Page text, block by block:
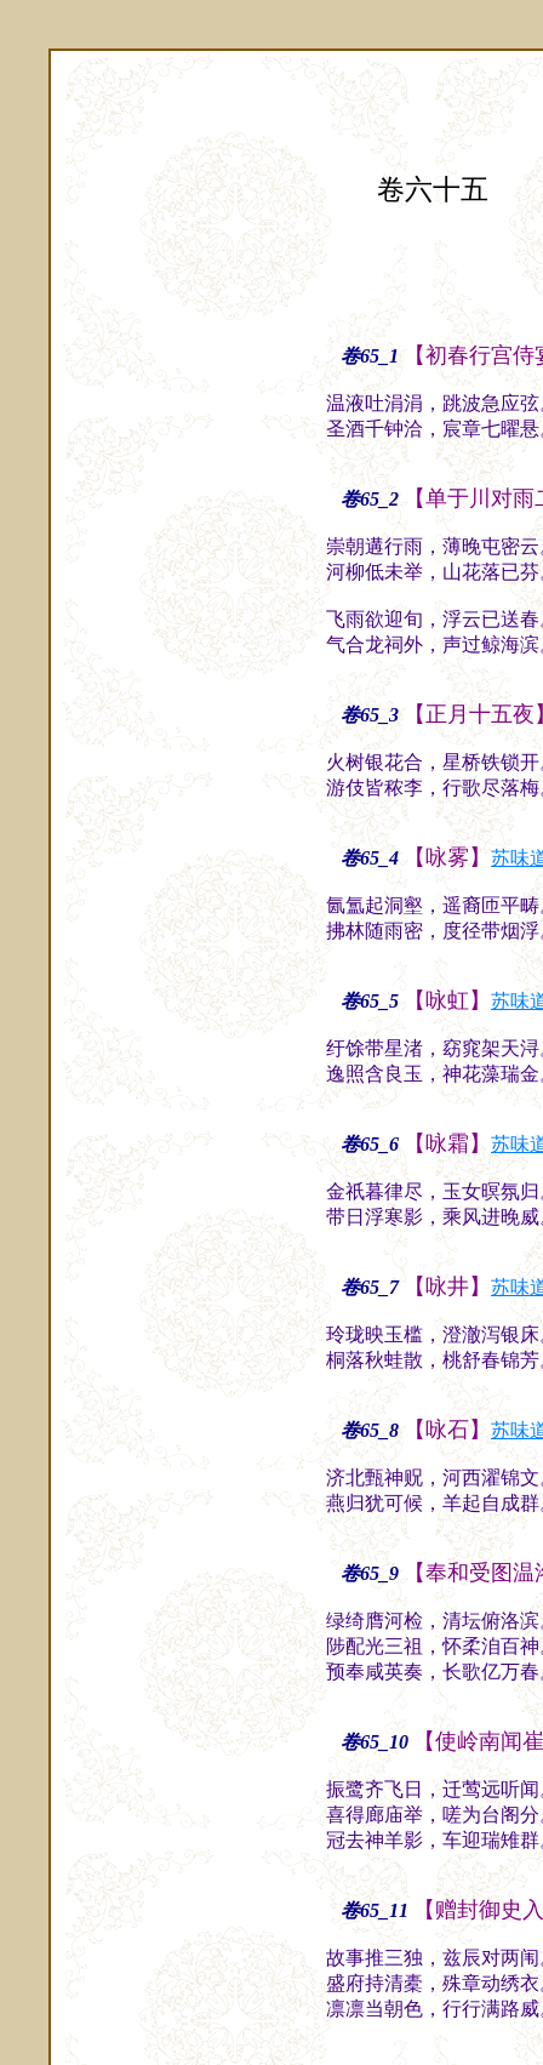
卷六十五
卷65_1【初春行宫侍
温液吐涓涓，跳波急应
圣酒千钟洽，宸章七曜
卷65_2 【单于川对
崇朝遘行雨，薄晚屯密
河柳低未举，山花落已
飞雨欲迎旬，浮云已送
气合龙祠外，声过鲸海
卷65_3【正月十五夜
火树银花合，星桥铁锁
游伎皆秾李，行歌尽落
卷65_4 【咏雾】苏味
氤氲起洞壑，遥裔匝平
拂林随雨密，度径带烟
卷65_5【咏虹】 苏味
纡馀带星渚，窈窕架天
逸照含良玉，神花藻瑞
卷65_6 【咏霜】 苏味
金祇暮律尽，玉女暝氛
带日浮寒影，乘风进晚
卷65_7【咏井】 苏味
玲珑映玉槛，澄澈泻银
桐落秋蛙散，桃舒春锦
卷65_8【咏石】苏味
济北甄神贶，河西濯锦
燕归犹可候，羊起自成
卷65_9 【奉和受图
绿绮膺河检，清坛俯洛
陟配光三祖，怀柔洎百
预奉咸英奏，长歌亿万春
卷65_10 【使岭南闻
振鹭齐飞日，迁莺远听
喜得廊庙举，嗟为台阁
冠去神羊影，车迎瑞雉
卷65_11 【赠封御史
故事推三独，兹辰对两
盛府持清橐，殊章动绣
凛凛当朝色，行行满路